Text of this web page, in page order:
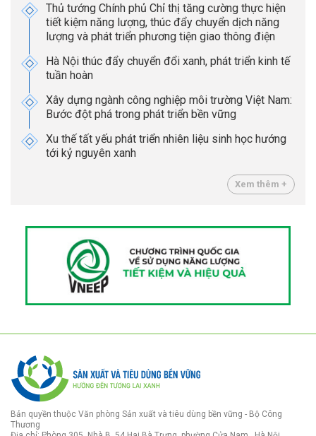
Thủ tướng Chính phủ Chỉ thị tăng cường thực hiện
tiết kiệm năng lượng, thúc đẩy chuyển dịch năng
lượng và phát triển phương tiện giao thông điện
Hà Nội thúc đẩy chuyển đổi xanh, phát triển kinh tế
tuần hoàn
Xây dựng ngành công nghiệp môi trường Việt Nam:
Bước đột phá trong phát triển bền vững
Xu thế tất yếu phát triển nhiên liệu sinh học hướng
tới kỷ nguyên xanh
Xem thêm +
Bản quyền thuộc Văn phòng Sản xuất và tiêu dùng bền vững - Bộ Công
Thương